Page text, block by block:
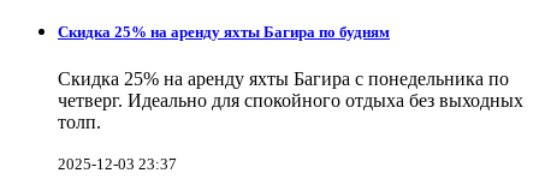
Скидка 25% на аренду яхты Багира по будням
Скидка 25% на аренду яхты Багира с понедельника по
четверг. Идеально для спокойного отдыха без выходных
толп.
2025-12-03 23:37